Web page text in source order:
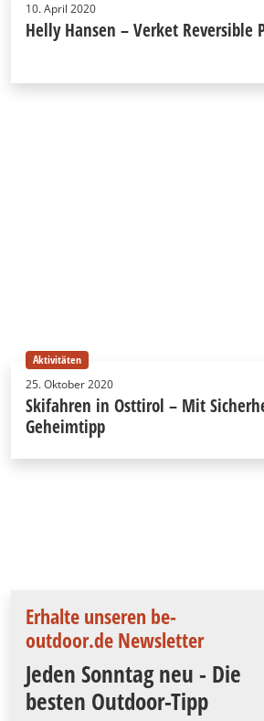
10. April 2020
Helly Hansen – Verket Reversible
Aktivitäten
25. Oktober 2020
Skifahren in Osttirol – Mit
Geheimtipp
Erhalte unseren be-
outdoor.de Newsletter
Jeden Sonntag neu - Die
besten Outdoor-Tipp